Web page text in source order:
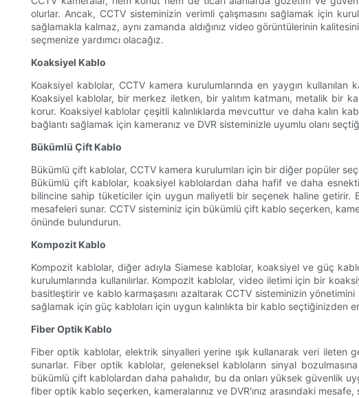
olurlar. Ancak, CCTV sisteminizin verimli çalışmasını sağlamak için
sağlamakla kalmaz, aynı zamanda aldığınız video görüntülerinin
seçmenize yardımcı olacağız.
Koaksiyel Kablo
Koaksiyel kablolar, CCTV kamera kurulumlarında en yaygın
Koaksiyel kablolar, bir merkez iletken, bir yalıtım katmanı, metalik bir
korur. Koaksiyel kablolar çeşitli kalınlıklarda mevcuttur ve daha kalın
bağlantı sağlamak için kameranız ve DVR sisteminizle uyumlu olanı
Bükümlü Çift Kablo
Bükümlü çift kablolar, CCTV kamera kurulumları için bir diğer popüler
Bükümlü çift kablolar, koaksiyel kablolardan daha hafif ve daha
bilincine sahip tüketiciler için uygun maliyetli bir seçenek haline
mesafeleri sunar. CCTV sisteminiz için bükümlü çift kablo seçerken,
önünde bulundurun.
Kompozit Kablo
Kompozit kablolar, diğer adıyla Siamese kablolar, koaksiyel ve güç
kurulumlarında kullanılırlar. Kompozit kablolar, video iletimi için bir
basitleştirir ve kablo karmaşasını azaltarak CCTV sisteminizin yönetimini
sağlamak için güç kabloları için uygun kalınlıkta bir kablo seçtiğinizden
Fiber Optik Kablo
Fiber optik kablolar, elektrik sinyalleri yerine ışık kullanarak veri ileten
sunarlar. Fiber optik kablolar, geleneksel kabloların sinyal
bükümlü çift kablolardan daha pahalıdır, bu da onları yüksek güvenlik
fiber optik kablo seçerken, kameralarınız ve DVR'ınız arasındaki